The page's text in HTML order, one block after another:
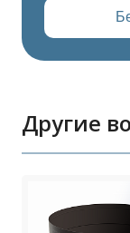
Другие